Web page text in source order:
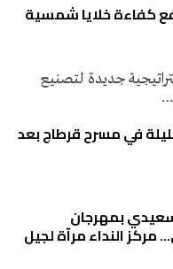
كفاءة خلايا شمسية
جديدة لتصنيع
…
في مسرح قرطاج بعد
بمهرجان
مركز النداء مرآة لجيل